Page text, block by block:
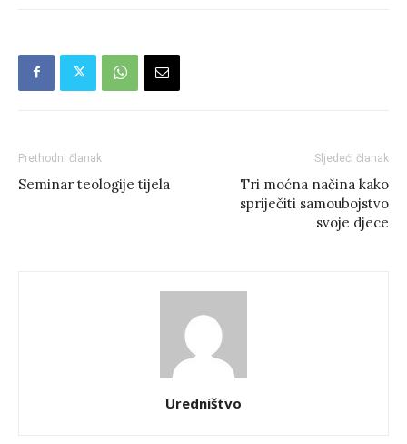
Prethodni članak
Seminar teologije tijela
Sljedeći članak
Tri moćna načina kako
spriječiti samoubojstvo
svoje djece
Uredništvo